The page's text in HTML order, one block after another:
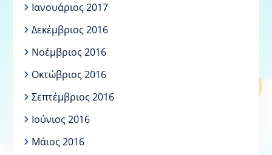
Ιανουάριος 2017
Δεκέμβριος 2016
Νοέμβριος 2016
Οκτώβριος 2016
Σεπτέμβριος 2016
Ιούνιος 2016
Μάιος 2016